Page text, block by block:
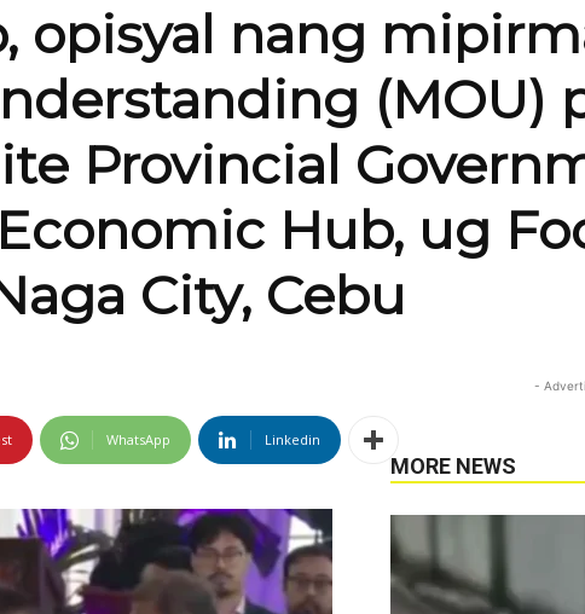
opisyal nang
(MOU)
Provincial
Hub, ug
City, Cebu
WhatsApp Linkedin
-
MORE NEWS